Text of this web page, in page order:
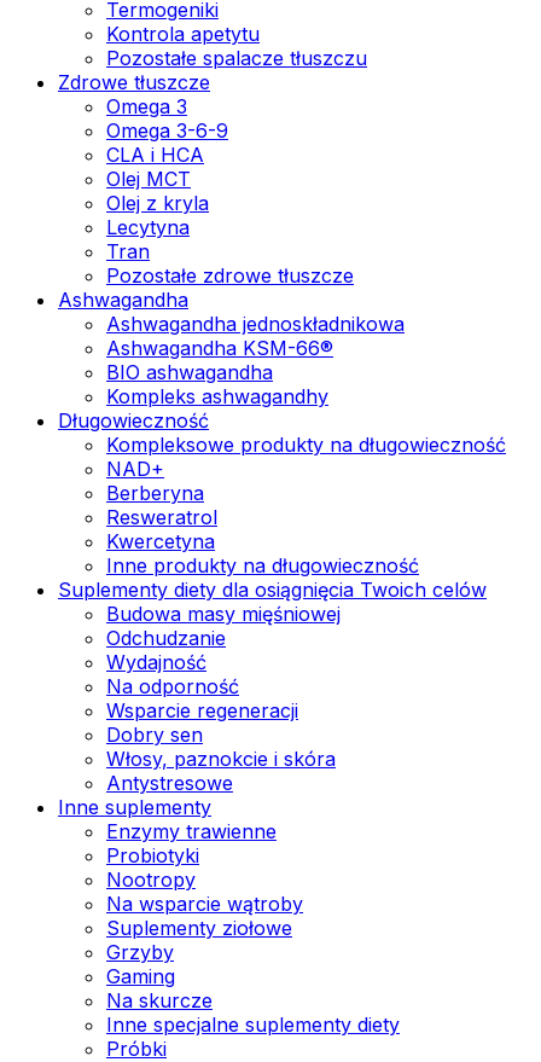
Termogeniki
Kontrola apetytu
Pozostałe spalacze tłuszczu
Zdrowe tłuszcze
Omega 3
Omega 3-6-9
CLA i HCA
Olej MCT
Olej z kryla
Lecytyna
Tran
Pozostałe zdrowe tłuszcze
Ashwagandha
Ashwagandha jednoskładnikowa
Ashwagandha KSM-66®
BIO ashwagandha
Kompleks ashwagandhy
Długowieczność
Kompleksowe produkty na długowieczność
NAD+
Berberyna
Resweratrol
Kwercetyna
Inne produkty na długowieczność
Suplementy diety dla osiągnięcia Twoich celów
Budowa masy mięśniowej
Odchudzanie
Wydajność
Na odporność
Wsparcie regeneracji
Dobry sen
Włosy, paznokcie i skóra
Antystresowe
Inne suplementy
Enzymy trawienne
Probiotyki
Nootropy
Na wsparcie wątroby
Suplementy ziołowe
Grzyby
Gaming
Na skurcze
Inne specjalne suplementy diety
Próbki